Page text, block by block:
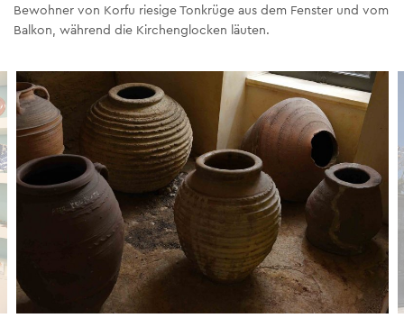
Bewohner von Korfu riesige Tonkrüge aus dem Fenster und vom
Balkon, während die Kirchenglocken läuten.